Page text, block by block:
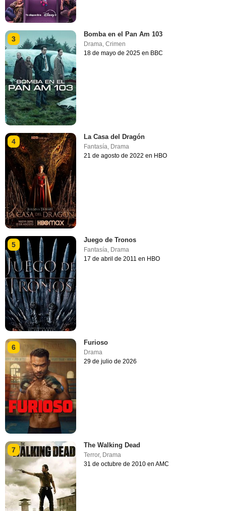
3
Bomba en el Pan Am 103
Drama,Crimen
18 de mayo de 2025 en BBC
4
La Casa del Dragón
Fantasía, Drama
21 de agosto de 2022 en HBO
5
Juego de Tronos
Fantasía Drama
17 de abril de 2011 en HBO
6
Furioso
Drama
29 de julio de 2026
7
The Walking Dead
Terror, Drama
31 de octubre de 2010 en AMC